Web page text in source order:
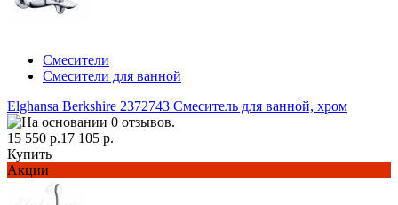
Смесители
Смесители для ванной
Elghansa Berkshire 2372743 Смеситель для ванной, хром
15 550 р.17 105 р.
Купить
Акции